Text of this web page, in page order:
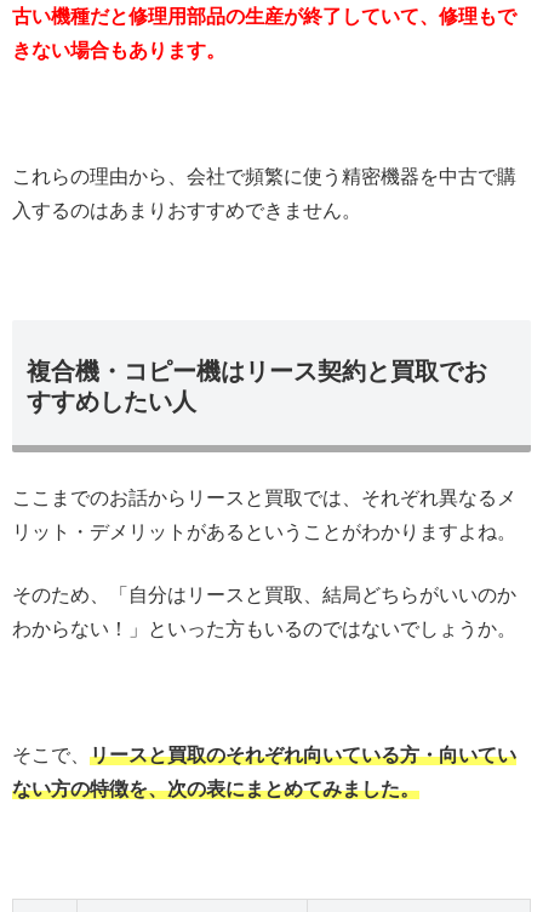
古い機種だと修理用部品の生産が終了していて、修理もで
きない場合もあります。
これらの理由から、会社で頻繁に使う精密機器を中古で購
入するのはあまりおすすめできません。
複合機・コピー機はリース契約と買取でお
すすめしたい人
ここまでのお話からリースと買取では、それぞれ異なるメ
リット・デメリットがあるということがわかりますよね。
そのため、「自分はリースと買取、結局どちらがいいのか
わからない！」といった方もいるのではないでしょうか。
そこで、 リースと買取のそれぞれ向いている方・向いてい
ない方の特徴を、次の表にまとめてみました。